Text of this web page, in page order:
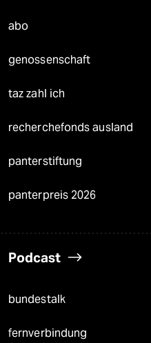
abo
genossenschaft
taz zahl ich
recherchefonds ausland
panterstiftung
panterpreis 2026
Podcast
bundestalk
fernverbindung